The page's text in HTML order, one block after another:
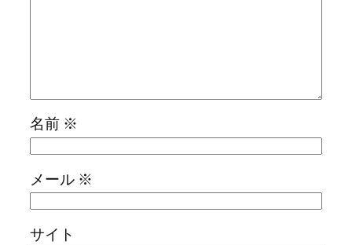
名前 ※
メール ※
サイト